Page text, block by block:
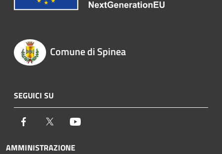
Comune di Spinea
SEGUICI SU
Facebook Twitter
AMMINISTRAZIONE